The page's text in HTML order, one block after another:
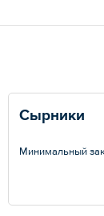
Сырники
Минимальный